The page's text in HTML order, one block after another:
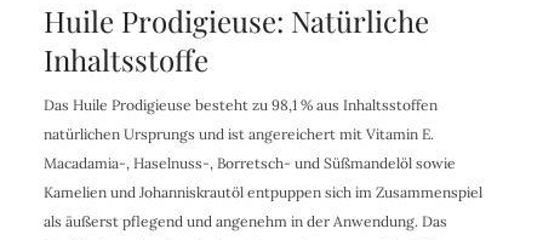
Huile Prodigieuse: Natürliche
Inhaltsstoffe
Das Huile Prodigieuse besteht zu 98,1 % aus Inhaltsstoffen
natürlichen Ursprungs und ist angereichert mit Vitamin E.
Macadamia-, Haselnuss-, Borretsch- und Süßmandelöl sowie
Kamelien und Johanniskrautöl entpuppen sich im Zusammenspiel
als äußerst pflegend und angenehm in der Anwendung. Das